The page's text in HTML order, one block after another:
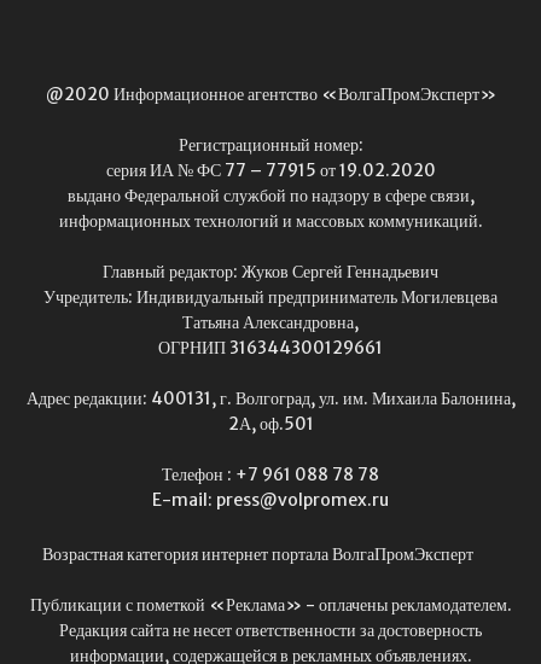
@2020 Информационное агентство «ВолгаПромЭксперт»
Регистрационный номер:
серия ИА № ФС 77 – 77915 от 19.02.2020
выдано Федеральной службой по надзору в сфере связи,
информационных технологий и массовых коммуникаций.
Главный редактор: Жуков Сергей Геннадьевич
Учредитель: Индивидуальный предприниматель Могилевцева
Татьяна Александровна,
ОГРНИП 316344300129661
Адрес редакции: 400131, г. Волгоград, ул. им. Михаила Балонина,
2А, оф.501
Телефон : +7 961 088 78 78
E-mail: press@volpromex.ru
Возрастная категория интернет портала ВолгаПромЭксперт
Публикации с пометкой «Реклама» - оплачены рекламодателем.
Редакция сайта не несет ответственности за достоверность
информации, содержащейся в рекламных объявлениях.